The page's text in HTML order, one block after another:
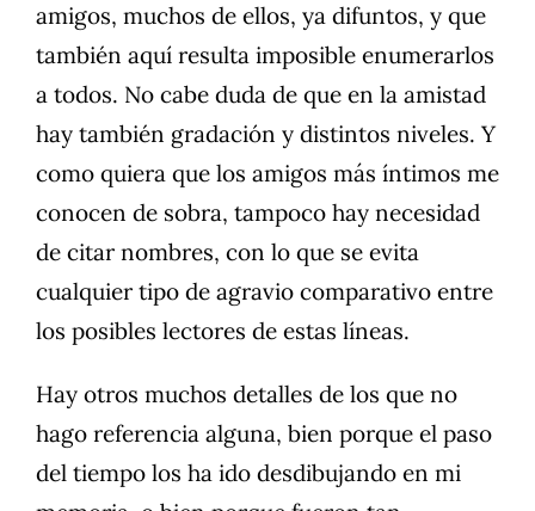
amigos, muchos de ellos, ya difuntos, y que
también aquí resulta imposible enumerarlos
a todos. No cabe duda de que en la amistad
hay también gradación y distintos niveles. Y
como quiera que los amigos más íntimos me
conocen de sobra, tampoco hay necesidad
de citar nombres, con lo que se evita
cualquier tipo de agravio comparativo entre
los posibles lectores de estas líneas.
Hay otros muchos detalles de los que no
hago referencia alguna, bien porque el paso
del tiempo los ha ido desdibujando en mi